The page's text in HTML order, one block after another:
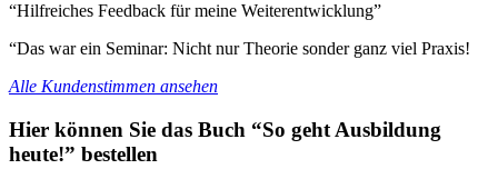
“Hilfreiches Feedback für meine Weiterentwicklung”
“Das war ein Seminar: Nicht nur Theorie sonder ganz viel Praxis!
Alle Kundenstimmen ansehen
Hier können Sie das Buch “So geht Ausbildung
heute!” bestellen